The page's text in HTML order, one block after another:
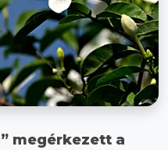
megérkezett a